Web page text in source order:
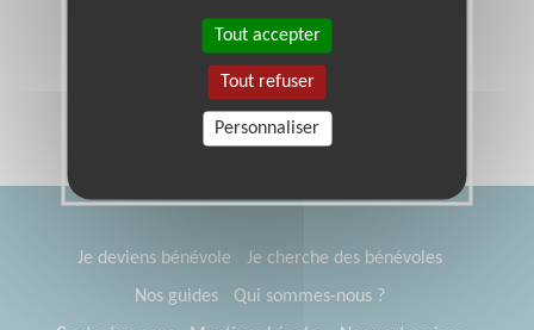
Je deviens bénévole
Je cherche des bénévoles
Nos guides
Qui sommes-nous ?
Tout accepter
Tout refuser
Personnaliser